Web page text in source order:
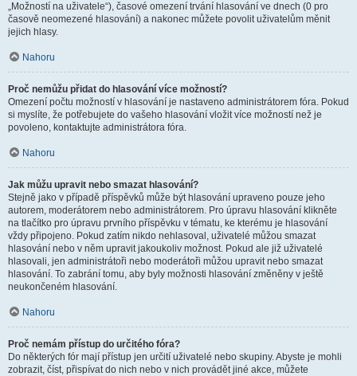
„Možností na uživatele“), časové omezení trvání hlasování ve dnech (0 pro
časově neomezené hlasování) a nakonec můžete povolit uživatelům měnit
jejich hlasy.
Nahoru
Proč nemůžu přidat do hlasování více možností?
Omezení počtu možností v hlasování je nastaveno administrátorem fóra. Pokud
si myslíte, že potřebujete do vašeho hlasování vložit více možností než je
povoleno, kontaktujte administrátora fóra.
Nahoru
Jak můžu upravit nebo smazat hlasování?
Stejně jako v případě příspěvků může být hlasování upraveno pouze jeho
autorem, moderátorem nebo administrátorem. Pro úpravu hlasování klikněte
na tlačítko pro úpravu prvního příspěvku v tématu, ke kterému je hlasování
vždy připojeno. Pokud zatím nikdo nehlasoval, uživatelé můžou smazat
hlasování nebo v něm upravit jakoukoliv možnost. Pokud ale již uživatelé
hlasovali, jen administrátoři nebo moderátoři můžou upravit nebo smazat
hlasování. To zabrání tomu, aby byly možnosti hlasování změněny v ještě
neukončeném hlasování.
Nahoru
Proč nemám přístup do určitého fóra?
Do některých fór mají přístup jen určití uživatelé nebo skupiny. Abyste je mohli
zobrazit, číst, přispívat do nich nebo v nich provádět jiné akce, můžete